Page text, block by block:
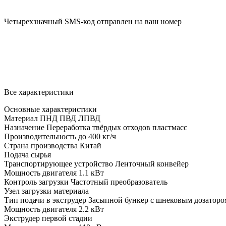
Четырехзначный SMS-код отправлен на ваш номер
Все характеристики
Основные характеристики
Материал ПНД ПВД ЛПВД
Назначение Переработка твёрдых отходов пластмасс
Производительность до 400 кг/ч
Страна производства Китай
Подача сырья
Транспортирующее устройство Ленточный конвейер
Мощность двигателя 1.1 кВт
Контроль загрузки Частотный преобразователь
Узел загрузки материала
Тип подачи в экструдер Засыпной бункер с шнековым
Мощность двигателя 2.2 кВт
Экструдер первой стадии